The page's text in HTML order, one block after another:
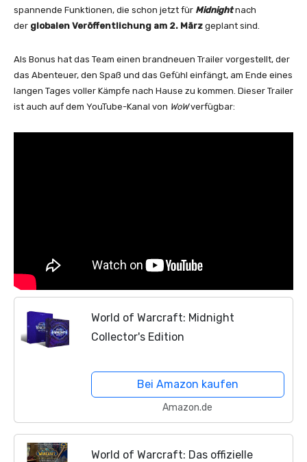
spannende Funktionen, die schon jetzt für Midnightnach
der globalen Veröffentlichung am 2. März geplant sind.
Als Bonus hat das Team einen brandneuen Trailer vorgestellt, der
das Abenteuer, den Spaß und das Gefühl einfängt, am Ende eines
langen Tages voller Kämpfe nach Hause zu kommen. Dieser Trailer
ist auch auf dem YouTube-Kanal von WoWverfügbar:
World of Warcraft: Midnight
Collector's Edition
Bei Amazon kaufen
Amazon.de
World of Warcraft: Das offizielle